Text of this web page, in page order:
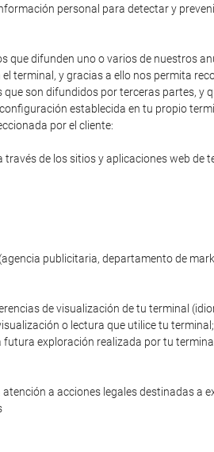
personal para detectar y
difunden uno o varios de nuestros
terminal, y gracias a ello nos permita
son difundidos por terceras partes, y
establecida en tu propio
por el cliente:
de los sitios y aplicaciones web de
publicitaria, departamento de
de visualización de tu terminal
o lectura que utilice tu
exploración realizada por tu
a acciones legales destinadas a